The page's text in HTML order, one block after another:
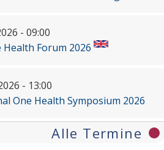
- 09:00
Health Forum 2026
- 13:00
One Health Symposium 2026
Alle Termine